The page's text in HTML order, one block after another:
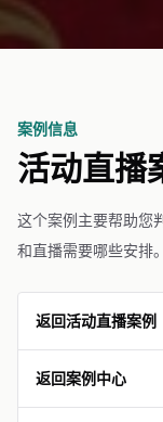
案例信息
活动直播
这个案例主要帮助您
和直播需要哪些安排。
返回活动直播案例
返回案例中心